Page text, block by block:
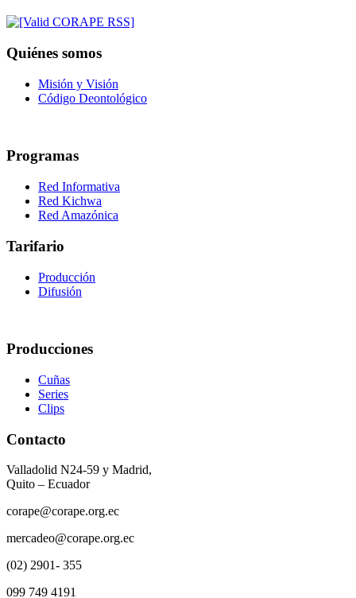
Quiénes somos
Misión y Visión
Código Deontológico
Programas
Red Informativa
Red Kichwa
Red Amazónica
Tarifario
Producción
Difusión
Producciones
Cuñas
Series
Clips
Contacto
Valladolid N24-59 y Madrid,
Quito – Ecuador
corape@corape.org.ec
mercadeo@corape.org.ec
(02) 2901- 355
099 749 4191